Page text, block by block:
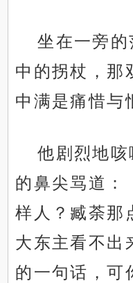
坐在一旁
中的拐杖，那
中满是痛惜与
他剧烈地咳
的鼻尖骂道：
样人？臧荼那
大东主看不出
的一句话，可